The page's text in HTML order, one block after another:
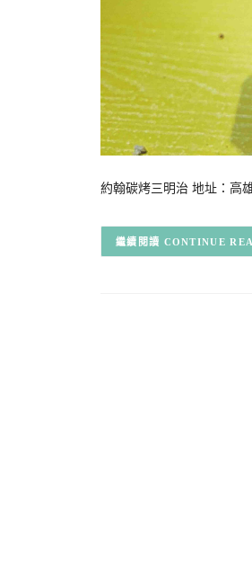
約翰碳烤三明治 地址：高
CONTINUE